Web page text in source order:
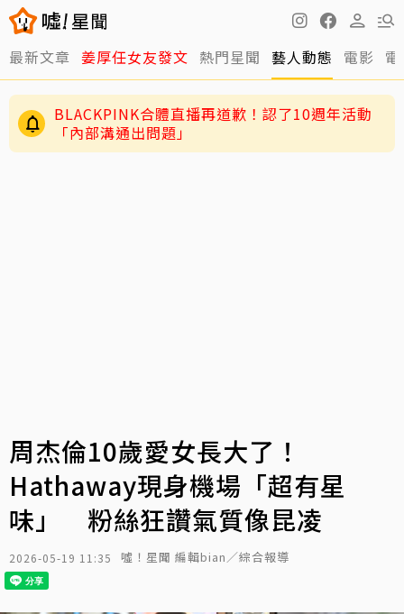
最新文章 姜厚任女友發文 熱門星聞 藝人動態 電影
BLACKPINK合體直播再道歉！認了10週年活動
「內部溝通出問題」
周杰倫10歲愛女長大了！
Hathaway現身機場「超有星
味」 粉絲狂讚氣質像昆凌
2026-05-19 11:35 噓！星聞 編輯bian／綜合報導